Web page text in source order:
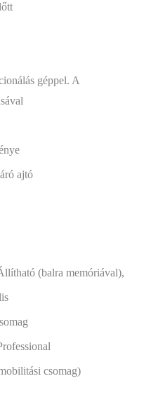
géppel. A
ajtó
(balra memóriával),
csomag)